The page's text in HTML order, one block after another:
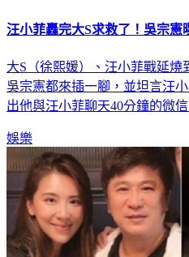
汪小菲轟完大S求救了！吳宗憲
大S（徐熙媛）、汪小菲戰延燒
吳宗憲都來插一腳，並坦言汪
出他與汪小菲聊天40分鐘的微信
娛樂